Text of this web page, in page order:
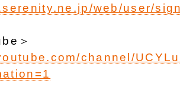
web/user/
＞
channel/